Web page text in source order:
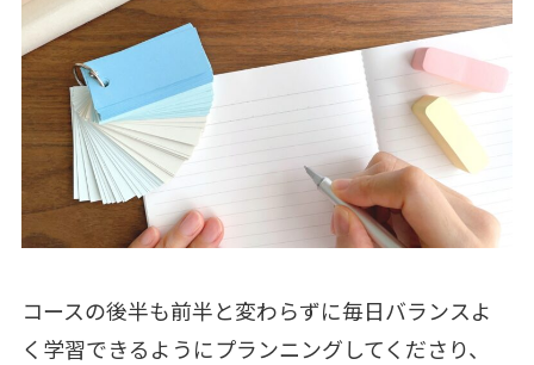
コースの後半も前半と変わらずに毎日バランスよ
く学習できるようにプランニングしてくださり、